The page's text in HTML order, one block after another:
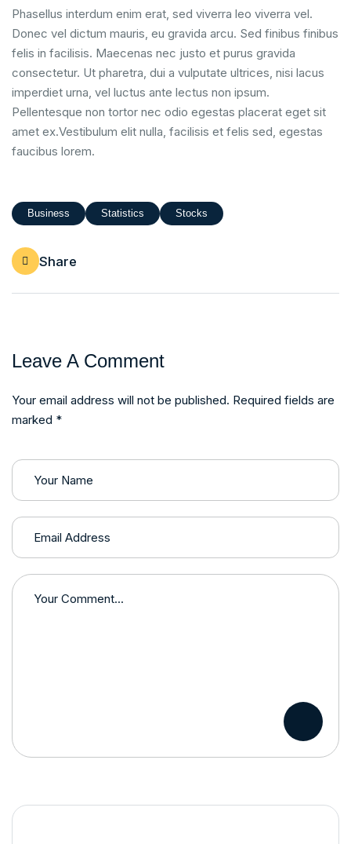
Phasellus interdum enim erat, sed viverra leo viverra vel.
Donec vel dictum mauris, eu gravida arcu. Sed finibus finibus
felis in facilisis. Maecenas nec justo et purus gravida
consectetur. Ut pharetra, dui a vulputate ultrices, nisi lacus
imperdiet urna, vel luctus ante lectus non ipsum.
Pellentesque non tortor nec odio egestas placerat eget sit
amet ex.Vestibulum elit nulla, facilisis et felis sed, egestas
faucibus lorem.
Business Statistics Stocks
Share
Leave A Comment
Your email address will not be published. Required fields are
marked *